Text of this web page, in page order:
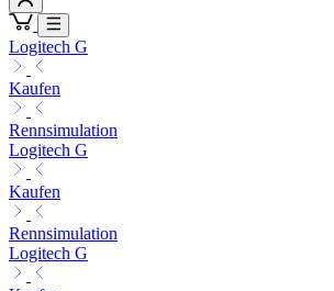
Logitech G
Kaufen
Rennsimulation
Logitech G
Kaufen
Rennsimulation
Logitech G